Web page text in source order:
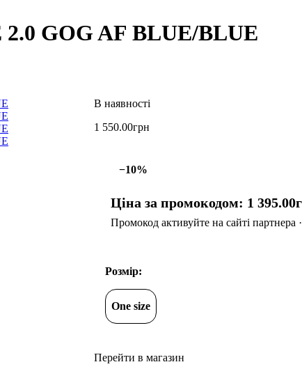
2.0 GOG AF BLUE/BLUE
1 550.00грн
−10%
Ціна за промокодом: 1 395.00
Промокод активуйте на сайті партнера
Розмір:
One size
Перейти в магазин